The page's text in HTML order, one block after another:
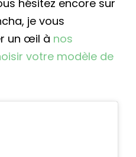
hésitez encore sur
je vous
un œil à nos
votre modèle de